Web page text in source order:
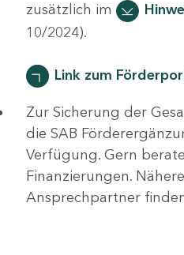
zusätzlich im
10/2024).
Link zum
Zur Sicherung der
die SAB
Verfügung. Gern
Finanzierungen.
Ansprechpartner